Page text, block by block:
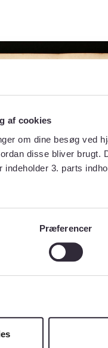
af cookies
om dine besøg ved
disse bliver
indeholder 3. parts
Præferencer